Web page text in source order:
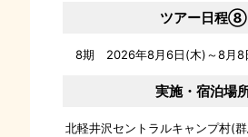
ツアー日程⑧
8期 2026年8月6日(木)～8月
実施・宿泊場
北軽井沢セントラルキャンプ村(